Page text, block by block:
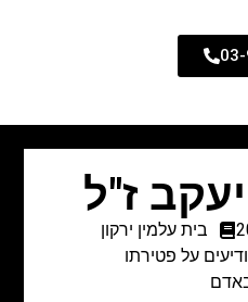
ז"ל
בית עלמין ירקון
על פטירתו